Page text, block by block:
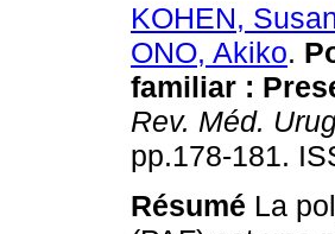
KOHEN,
ONO, Akiko.
familiar :
Rev. Méd.
pp.178-181.
Résumé La